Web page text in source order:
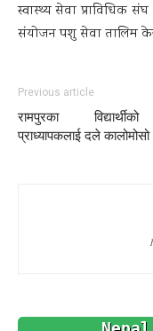
स्वास्थ्य सेवा प्राविधिक
संयोजन पशु सेवा तालिम
Previous article
रामपुरका
प्राध्यापकलाई दले कालोमोसो